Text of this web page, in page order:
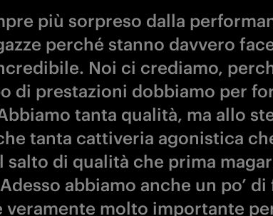
più sorpreso dalla
perché stanno davvero
Noi ci crediamo,
di prestazioni dobbiamo per
tanta qualità, ma allo
tanta cattiveria agonistica
salto di qualità che prima
abbiamo anche un po’
veramente molto importante